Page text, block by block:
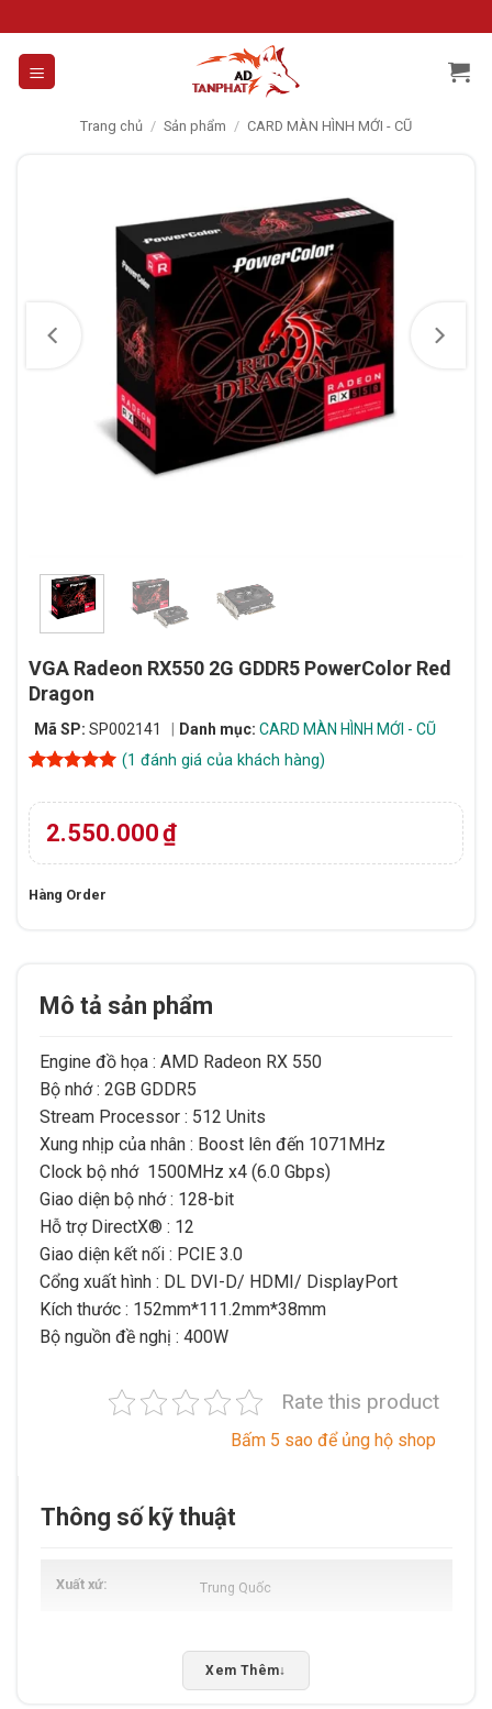
to
content
Trang chủ / Sản phẩm / CARD MÀN HÌNH MỚI - CŨ
VGA Radeon RX550 2G GDDR5 PowerColor Red
Dragon
Mã SP: SP002141 Danh mục: CARD MÀN HÌNH MỚI - CŨ
dựa trên
đánh giá
(1 đánh giá của khách hàng)
2.550.000₫
Hàng Order
Mô tả sản phẩm
Engine đồ họa : AMD Radeon RX 550
Bộ nhớ : 2GB GDDR5
Stream Processor : 512 Units
Xung nhịp của nhân : Boost lên đến 1071MHz
Clock bộ nhớ 1500MHz x4 (6.0 Gbps)
Giao diện bộ nhớ : 128-bit
Hỗ trợ DirectX® : 12
Giao diện kết nối : PCIE 3.0
Cổng xuất hình : DL DVI-D/ HDMI/ DisplayPort
Kích thước : 152mm*111.2mm*38mm
Bộ nguồn đề nghị : 400W
Rate this product
Bấm 5 sao để ủng hộ shop
Thông số kỹ thuật
Xuất xứ Trung Quốc
Xem Thêm↓